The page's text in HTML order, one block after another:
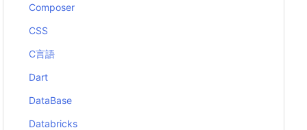
Composer
CSS
C言語
Dart
DataBase
Databricks